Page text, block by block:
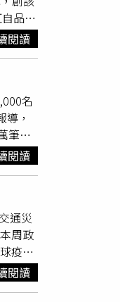
助於
境購
務損
章香
，枉
鏡花
下來
的
少的
……
品牌
大指
產。
，不
露華濃
閱讀
名
，
筆錯
付款，
客戶
意
。儘
2021
閱讀
通災
周政
疫情
或是
，投
閱讀